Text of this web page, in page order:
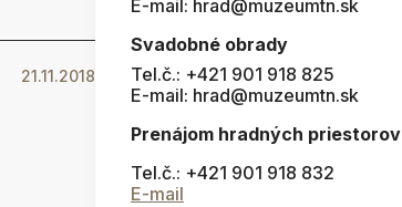
21.11.2018
E-mail: hrad@muzeumtn.sk
Svadobné obrady
Tel.č.: +421 901 918 825
E-mail: hrad@muzeumtn.sk
Prenájom hradných priestorov
Tel.č.: +421 901 918 832
E-mail